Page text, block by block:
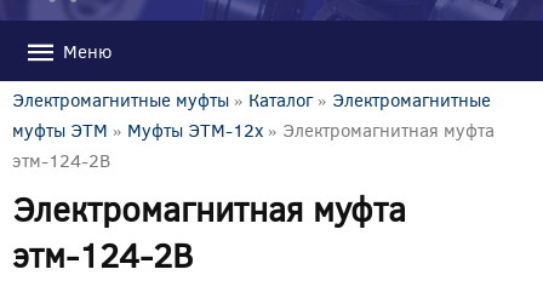
Меню
Электромагнитные муфты » Каталог» Электромагнитные
муфты ЭТМ » Муфты ЭТМ-12x » Электромагнитная муфта
этм-124-2В
Электромагнитная муфта
этм-124-2В